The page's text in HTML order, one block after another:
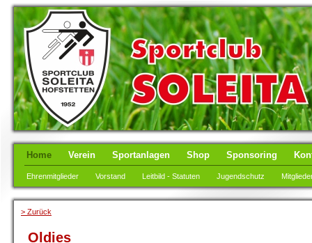
Home Verein Sportanlagen Shop Sponsoring
Ehrenmitglieder Vorstand Leitbild - Statuten Jugendschutz
> Zurück
Oldies